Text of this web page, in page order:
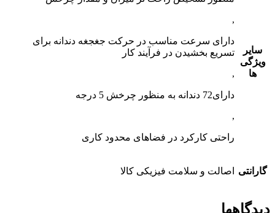
سایر
ویژگی
ها
,
دارای سرعت مناسب در حرکت جغجغه دندانه برای
تسریع بخشیدن در فرآیند کار
,
دارای72 دندانه به منظور چرخش 5 درجه
,
راحتی کارکرد در فضاهای محدود کاری
گارانتی اصالت و سلامت فیزیکی کالا
دیدگاهها